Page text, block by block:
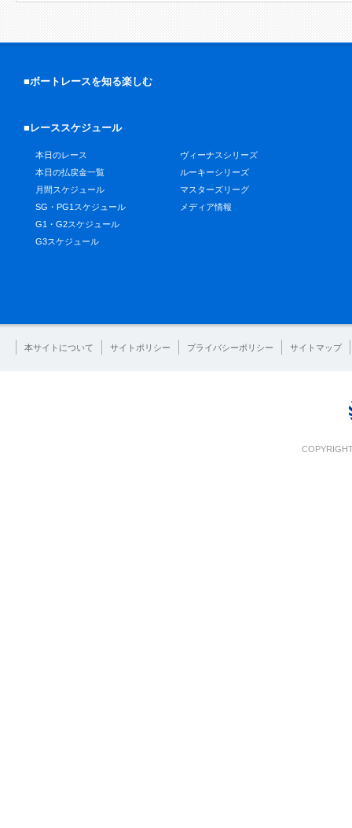
■ボートレースを知る楽しむ
■レーススケジュール
本日のレース
本日の払戻金一覧
月間スケジュール
SG・PG1スケジュール
G1・G2スケジュール
G3スケジュール
ヴィーナスシリーズ
ルーキーシリーズ
マスターズリーグ
メディア情報
本サイトについて サイトポリシー プライバシーポリシー サイトマップ